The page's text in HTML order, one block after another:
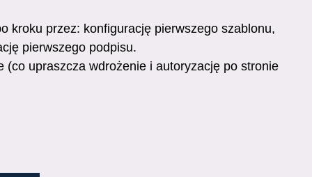
kroku przez: konfigurację pierwszego szablonu,
pierwszego podpisu.
upraszcza wdrożenie i autoryzację po stronie